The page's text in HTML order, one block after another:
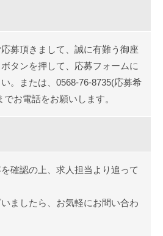
募頂きまして、誠に有難う御座
タンを押して、応募フォームに
。または、0568-76-8735(応募希
お電話をお願いします。
確認の上、求人担当より追って
ましたら、お気軽にお問い合わ